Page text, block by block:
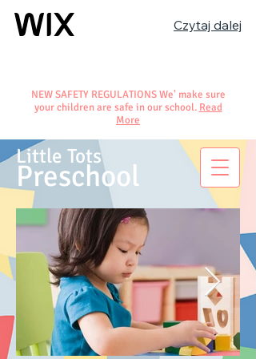
Czytaj dalej